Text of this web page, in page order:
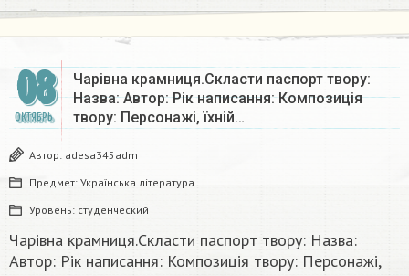
08
ОКТЯБРЬ
Чарівна крамниця.Скласти паспорт твору:
Назва: Автор: Рік написання: Композиція
твору: Персонажі, їхній…
Автор: adesa345adm
Предмет: Українська література
Уровень: студенческий
Чарівна крамниця.Скласти паспорт твору: Назва:
Автор: Рік написання: Композиція твору: Персонажі,